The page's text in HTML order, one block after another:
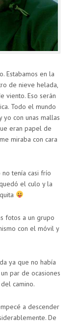
Estabamos en la
de nieve helada,
viento. Eso serán
Todo el mundo
con unas mallas
eran papel de
miraba con cara
tenía casi frío
el culo y la
fotos a un grupo
con el móvil y
ya que no había
par de ocasiones
camino.
a descender
De